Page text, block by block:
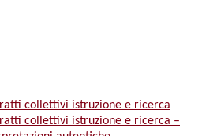
collettivi istruzione e ricerca
collettivi istruzione e ricerca –